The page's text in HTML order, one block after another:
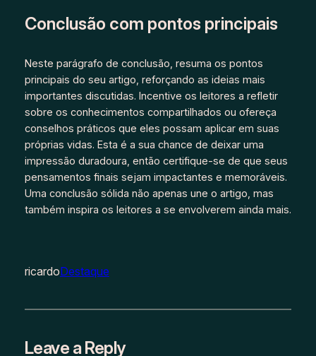
Conclusão com pontos principais
Neste parágrafo de conclusão, resuma os pontos
principais do seu artigo, reforçando as ideias mais
importantes discutidas. Incentive os leitores a refletir
sobre os conhecimentos compartilhados ou ofereça
conselhos práticos que eles possam aplicar em suas
próprias vidas. Esta é a sua chance de deixar uma
impressão duradoura, então certifique-se de que seus
pensamentos finais sejam impactantes e memoráveis.
Uma conclusão sólida não apenas une o artigo, mas
também inspira os leitores a se envolverem ainda mais.
ricardoDestaque
Leave a Reply